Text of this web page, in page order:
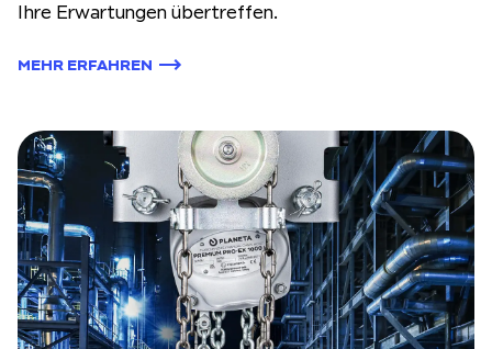
Ihre Erwartungen übertreffen.
MEHR ERFAHREN